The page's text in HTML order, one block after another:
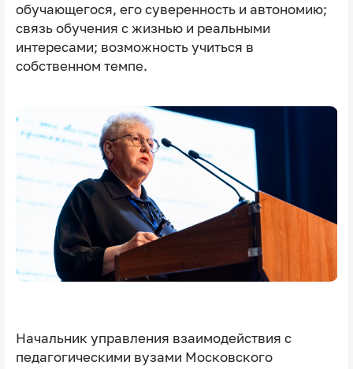
обучающегося, его суверенность и автономию;
связь обучения с жизнью и реальными
интересами; возможность учиться в
собственном темпе.
Начальник управления взаимодействия с
педагогическими вузами Московского